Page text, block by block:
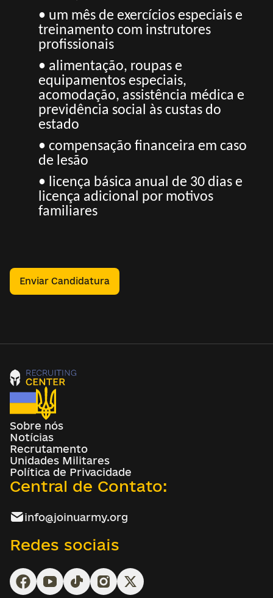
• um mês de exercícios especiais e
treinamento com instrutores
profissionais
• alimentação, roupas e
equipamentos especiais,
acomodação, assistência médica e
previdência social às custas do
estado
• compensação financeira em caso
de lesão
• licença básica anual de 30 dias e
licença adicional por motivos
familiares
Enviar Candidatura
Sobre nós
Notícias
Recrutamento
Unidades Militares
Política de Privacidade
Central de Contato:
info@joinuarmy.org
Redes sociais